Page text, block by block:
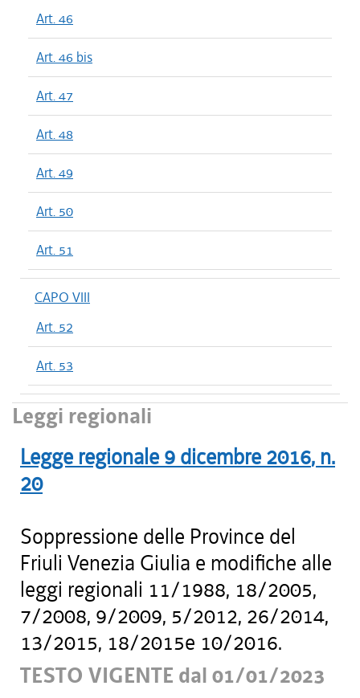
Art. 46
Art. 46 bis
Art. 47
Art. 48
Art. 49
Art. 50
Art. 51
CAPO VIII
Art. 52
Art. 53
Leggi regionali
Legge regionale 9 dicembre 2016, n.
20
Soppressione delle Province del
Friuli Venezia Giulia e modifiche alle
leggi regionali 11/1988, 18/2005,
7/2008, 9/2009, 5/2012, 26/2014,
13/2015, 18/2015e 10/2016.
TESTO VIGENTE dal 01/01/2023